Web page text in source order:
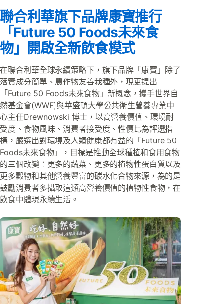
聯合利華旗下品牌康寶推行
「Future 50 Foods未來食
物」開啟全新飲食模式
在聯合利華全球永續策略下，旗下品牌「康寶」除了
落實成分簡單、農作物友善栽種外，現更提出
「Future 50 Foods未來食物」新概念，攜手世界自
然基金會(WWF)與華盛頓大學公共衛生營養專業中
心主任Drewnowski 博士，以高營養價值、環境耐
受度、食物風味、消費者接受度、性價比為評選指
標，嚴選出對環境及人類健康都有益的「Future 50
Foods未來食物」，目標是推動全球種植和食用食物
的三個改變：更多的蔬菜、更多的植物性蛋白質以及
更多穀物和其他營養豐富的碳水化合物來源，為的是
鼓勵消費者多攝取這類高營養價值的植物性食物，在
飲食中體現永續生活。